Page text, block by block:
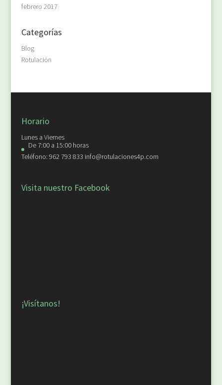
febrero 2017
Categorías
Blog
Rotulación
Horario
Lunes a Viernes
De 7:00 a 15:00 horas
Teléfono: 962 793 833 info@rotulaciones4p.com
Visita nuestro Facebook
¡Visítanos!